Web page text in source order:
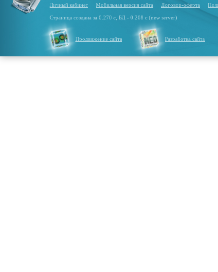
Личный кабинет Мобильная версия сайта Договор-оферта
Страница создана за 0.270 с, БД - 0.208 с (new server)
Продвижение сайта Разработка сайта